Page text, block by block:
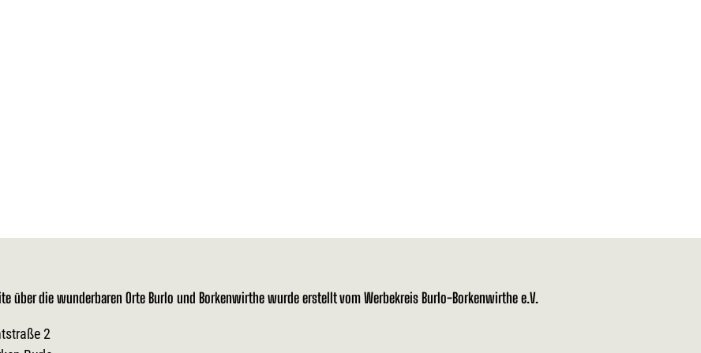
über die wunderbaren Orte Burlo und Borkenwirthe wurde erstellt vom Werbekreis Burlo-Borkenwirthe e.V.
2